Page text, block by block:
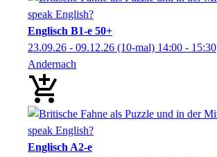
Englisch B1-e 50+
23.09.26 - 09.12.26 (10-mal) 14:00 - 15:30
Andernach
Englisch A2-e